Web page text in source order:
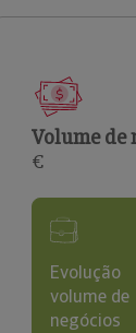
Volume de
€
Evolução
volume de
negócios